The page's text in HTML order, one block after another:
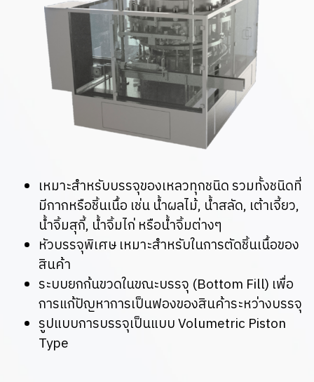
เหมาะสำหรับบรรจุของเหลวทุกชนิด รวมทั้งชนิดที่
มีกากหรือชิ้นเนื้อ เช่น น้ำผลไม้, น้ำสลัด, เต้าเจี้ยว,
น้ำจิ้มสุกี้, น้ำจิ้มไก่ หรือน้ำจิ้มต่างๆ
หัวบรรจุพิเศษ เหมาะสำหรับในการตัดชิ้นเนื้อของ
สินค้า
ระบบยกก้นขวดในขณะบรรจุ (Bottom Fill) เพื่อ
การแก้ปัญหาการเป็นฟองของสินค้าระหว่างบรรจุ
รูปแบบการบรรจุเป็นแบบ Volumetric Piston
Type